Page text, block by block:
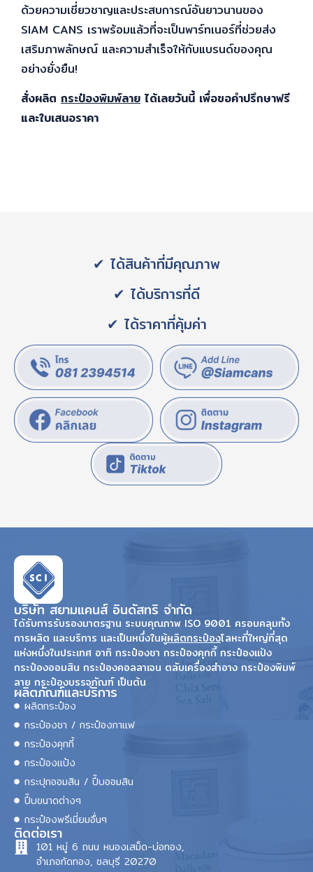
ด้วยความเชี่ยวชาญและประสบการณ์อันยาวนานของ
SIAM CANS เราพร้อมแล้วที่จะเป็นพาร์ทเนอร์ที่ช่วยส่ง
เสริมภาพลักษณ์ และความสำเร็จให้กับแบรนด์ของคุณ
อย่างยั่งยืน!
สั่งผลิต กระป๋องพิมพ์ลาย ได้เลยวันนี้ เพื่อขอคำปรึกษาฟรี
และใบเสนอราคา
✔ ได้สินค้าที่มีคุณภาพ
✔ ได้บริการที่ดี
✔ ได้ราคาที่คุ้มค่า
บริษัท สยามแคนส์ อินดัสทริ จำกัด
ได้รับการรับรองมาตรฐาน ระบบคุณภาพ ISO 9001 ครอบคลุมทั้ง
การผลิต และบริการ และเป็นหนึ่งในผู้ผลิตกระป๋องโลหะที่ใหญ่ที่สุด
แห่งหนึ่งในประเทศ อาทิ กระป๋องชา กระป๋องคุกกี้ กระป๋องแป้ง
กระป๋องออมสิน กระป๋องคอลลาเจน ตลับเครื่องสำอาง กระป๋องพิมพ์
ลาย กระป๋องบรรจุภัณฑ์ เป็นต้น
ผลิตภัณฑ์และบริการ
ผลิตกระป๋อง
กระป๋องชา / กระป๋องกาแฟ
กระป๋องคุกกี้
กระป๋องแป้ง
กระปุกออมสิน / ปี๊บออมสิน
ปี๊บขนาดต่างๆ
กระป๋องพรีเมี่ยมอื่นๆ
ติดต่อเรา
101 หมู่ 6 ถนน หนองเสม็ด-บ่อทอง,
อำเภอทัดทอง, ชลบุรี 20270